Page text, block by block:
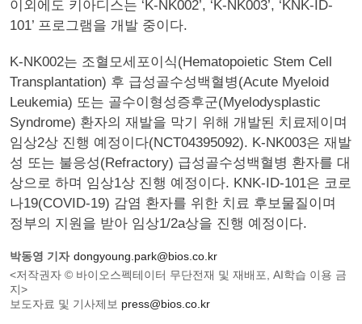
이외에도 키아디스는 ‘K-NK002’, ‘K-NK003’, ‘KNK-ID-
101’ 프로그램을 개발 중이다.
K-NK002는 조혈모세포이식(Hematopoietic Stem Cell
Transplantation) 후 급성골수성백혈병(Acute Myeloid
Leukemia) 또는 골수이형성증후군(Myelodysplastic
Syndrome) 환자의 재발을 막기 위해 개발된 치료제이며
임상2상 진행 예정이다(NCT04395092). K-NK003은 재발
성 또는 불응성(Refractory) 급성골수성백혈병 환자를 대
상으로 하며 임상1상 진행 예정이다. KNK-ID-101은 코로
나19(COVID-19) 감염 환자를 위한 치료 후보물질이며
정부의 지원을 받아 임상1/2a상을 진행 예정이다.
박동영 기자 dongyoung.park@bios.co.kr
<저작권자 © 바이오스펙테이터 무단전재 및 재배포, AI학습 이용 금
지>
보도자료 및 기사제보 press@bios.co.kr